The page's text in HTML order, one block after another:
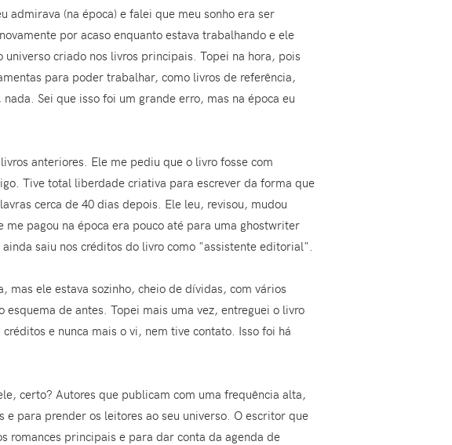
(na época) e falei que meu sonho era ser
por acaso enquanto estava trabalhando e ele
criado nos livros principais. Topei na hora, pois
para poder trabalhar, como livros de referência,
Sei que isso foi um grande erro, mas na época eu
anteriores. Ele me pediu que o livro fosse com
Tive total liberdade criativa para escrever da forma que
cerca de 40 dias depois. Ele leu, revisou, mudou
pagou na época era pouco até para uma ghostwriter
saiu nos créditos do livro como "assistente editorial".
mas ele estava sozinho, cheio de dívidas, com vários
de antes. Topei mais uma vez, entreguei o livro
e nunca mais o vi, nem tive contato. Isso foi há
certo? Autores que publicam com uma frequência alta,
para prender os leitores ao seu universo. O escritor que
romances principais e para dar conta da agenda de